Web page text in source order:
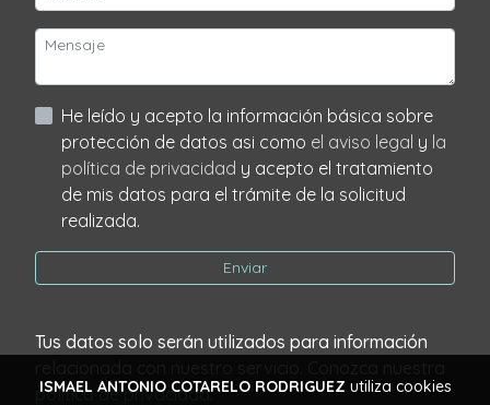
He leído y acepto la información básica sobre
protección de datos asi como el aviso legal y la
política de privacidad y acepto el tratamiento
de mis datos para el trámite de la solicitud
realizada.
Enviar
Tus datos solo serán utilizados para información
política de privacidad.
ISMAEL ANTONIO COTARELO RODRIGUEZ utiliza cookies